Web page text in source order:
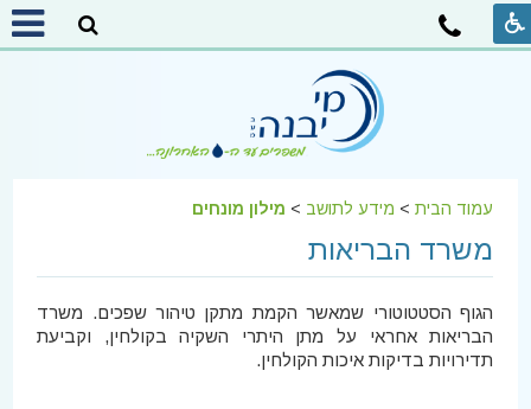
עמוד הבית> מידע לתושב > מילון מונחים
משרד הבריאות
הגוף הסטטוטורי שמאשר הקמת מתקן טיהור שפכים. משרד
הבריאות אחראי על מתן היתרי השקיה בקולחין, וקביעת
תדירויות בדיקות איכות הקולחין.